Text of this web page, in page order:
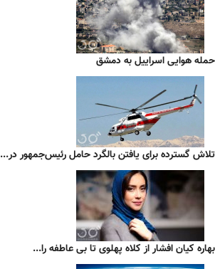
حمله هوایی اسراییل به دمشق
تلاش گسترده برای یافتن بالگرد حامل رئیس‌جمهور در...
بهاره کیان افشار از کلاه پهلوی تا بی عاطفه را...